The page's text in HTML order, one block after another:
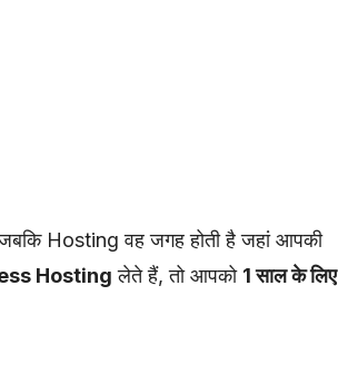
Hosting वह जगह होती है जहां आपकी
Hosting लेते हैं, तो आपको 1 साल के लिए